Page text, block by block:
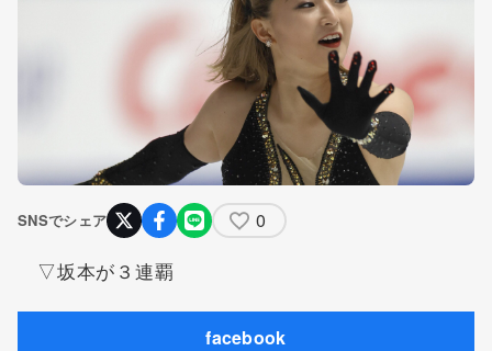
SNSでシェア 0
▽坂本が３連覇
facebook